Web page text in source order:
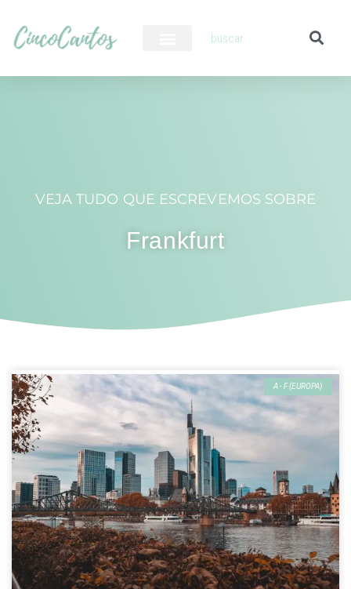
VEJA TUDO QUE ESCREVEMOS SOBRE
Frankfurt
A - F (EUROPA)